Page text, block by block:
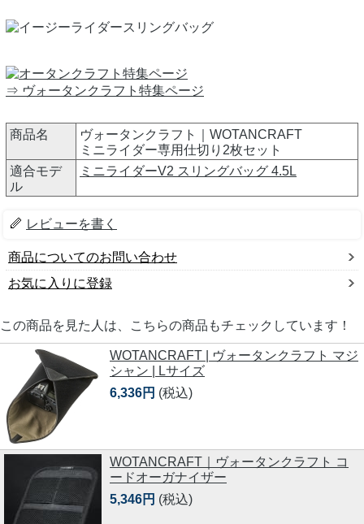
⇒ ヴォータンクラフト特集ページ
商品名
ヴォータンクラフト｜WOTANCRAFT
ミニライダー専用仕切り2枚セット
適合モデ
ル
ミニライダーV2 スリングバッグ 4.5L
レビューを書く
商品についてのお問い合わせ
お気に入りに登録
この商品を見た人は、こちらの商品もチェックしています！
WOTANCRAFT | ヴォータンクラフト マジ
シャン | Lサイズ
6,336円 (税込)
WOTANCRAFT｜ヴォータンクラフト コ
ードオーガナイザー
5,346円 (税込)